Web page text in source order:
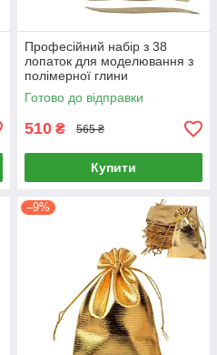
Професійний набір з 38
лопаток для моделювання з
полімерної глини
Готово до відправки
510 ₴ 565 ₴
Купити
–9%